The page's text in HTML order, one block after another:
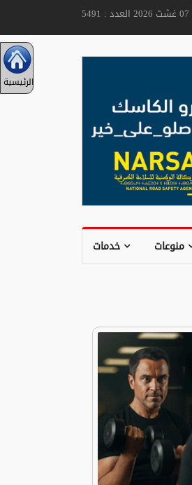
منوعات خدمات
الرئيسية